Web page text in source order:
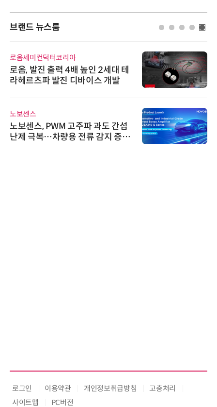
브랜드 뉴스룸
로옴세미컨덕터코리아
로옴, 발진 출력 4배 높인 2세대 테
라헤르츠파 발진 디바이스 개발
노보센스
노보센스, PWM 고주파 과도 간섭
난제 극복…차량용 전류 감지 증폭
로그인 이용약관 개인정보취급방침
고충처리
사이트맵
PC버전